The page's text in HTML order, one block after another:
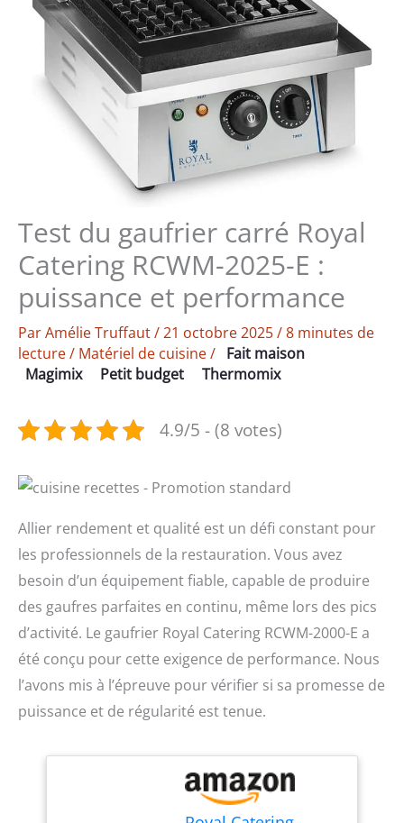
Test du gaufrier carré Royal
Catering RCWM-2025-E :
puissance et performance
ParAmélie Truffaut/21 octobre 2025/8 minutes de
lecture/ Matériel de cuisine/ Fait maison
Magimix
Petit budget Thermomix
4.9/5 - (8 votes)
Allier rendement et qualité est un défi constant pour
les professionnels de la restauration. Vous avez
besoin d’un équipement fiable, capable de produire
des gaufres parfaites en continu, même lors des pics
d’activité. Le gaufrier Royal Catering RCWM-2000-E a
été conçu pour cette exigence de performance. Nous
l’avons mis à l’épreuve pour vérifier si sa promesse de
puissance et de régularité est tenue.